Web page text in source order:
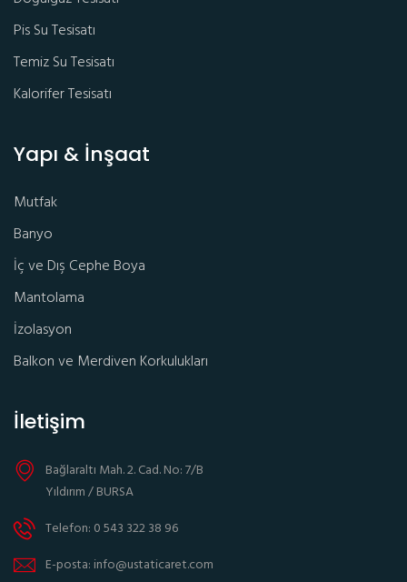
Pis Su Tesisatı
Temiz Su Tesisatı
Kalorifer Tesisatı
Yapı & İnşaat
Mutfak
Banyo
İç ve Dış Cephe Boya
Mantolama
İzolasyon
Balkon ve Merdiven Korkulukları
İletişim
Bağlaraltı Mah. 2. Cad. No: 7/B
Yıldırım / BURSA
Telefon: 0 543 322 38 96
E-posta: info@ustaticaret.com